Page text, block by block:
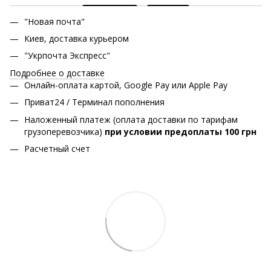
"Новая почта"
Киев, доставка курьером
"Укрпочта Экспресс"
Подробнее о доставке
Онлайн-оплата картой, Google Pay или Apple Pay
Приват24 / Терминал пополнения
Наложенный платеж (оплата доставки по тарифам
грузоперевозчика) при условии предоплаты 100 грн
Расчетный счет